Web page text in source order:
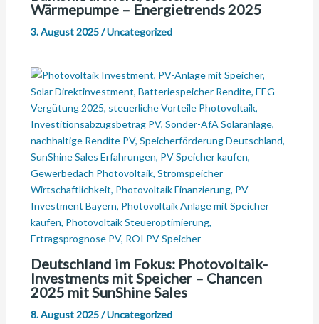
Wärmepumpe – Energietrends 2025
3. August 2025/Uncategorized
Deutschland im Fokus: Photovoltaik-
Investments mit Speicher – Chancen
2025 mit SunShine Sales
8. August 2025/Uncategorized